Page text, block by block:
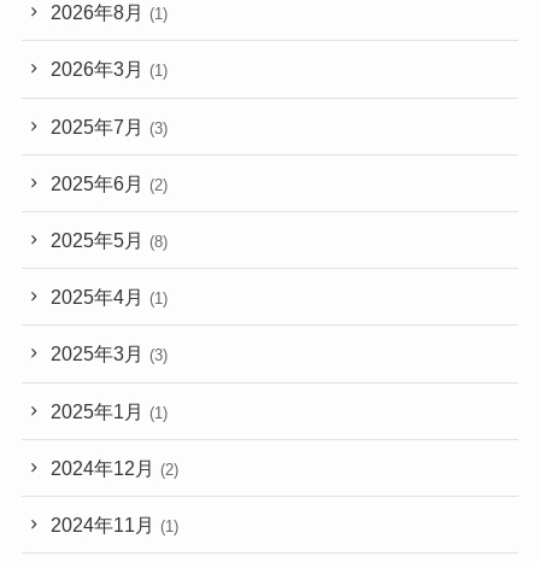
2026年8月 (1)
2026年3月 (1)
2025年7月 (3)
2025年6月 (2)
2025年5月 (8)
2025年4月 (1)
2025年3月 (3)
2025年1月 (1)
2024年12月 (2)
2024年11月 (1)